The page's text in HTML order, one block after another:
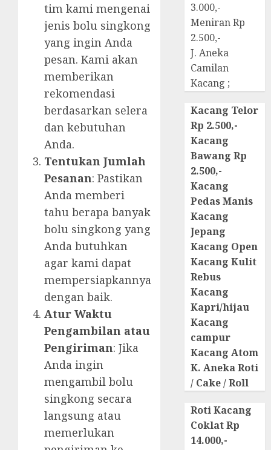
tim kami mengenai
jenis bolu singkong
yang ingin Anda
pesan. Kami akan
memberikan
rekomendasi
berdasarkan selera
dan kebutuhan
Anda.
Tentukan Jumlah
Pesanan: Pastikan
Anda memberi
tahu berapa banyak
bolu singkong yang
Anda butuhkan
agar kami dapat
mempersiapkannya
dengan baik.
Atur Waktu
Pengambilan atau
Pengiriman: Jika
Anda ingin
mengambil bolu
singkong secara
langsung atau
memerlukan
3.000,-
Meniran Rp
2.500,-
J. Aneka
Camilan
Kacang ;
Kacang Telor
Rp 2.500,-
Kacang
Bawang Rp
2.500,-
Kacang
Pedas Manis
Kacang
Jepang
Kacang Open
Kacang Kulit
Rebus
Kacang
Kapri/hijau
Kacang
campur
Kacang Atom
K. Aneka Roti
/ Cake / Roll
Roti Kacang
Coklat Rp
14.000,-